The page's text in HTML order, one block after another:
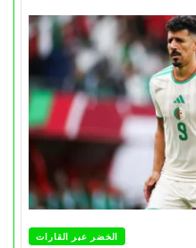
الخضر عبر القارات